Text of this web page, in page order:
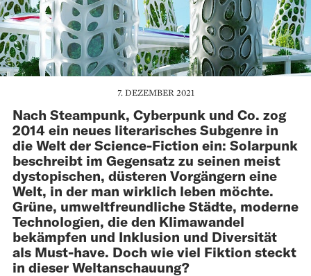
7. DEZEMBER 2021
Nach Steampunk, Cyberpunk und Co. zog
2014 ein neues literarisches Subgenre in
die Welt der Science-Fiction ein: Solarpunk
beschreibt im Gegensatz zu seinen meist
dystopischen, düsteren Vorgängern eine
Welt, in der man wirklich leben möchte.
Grüne, umweltfreundliche Städte, moderne
Technologien, die den Klimawandel
bekämpfen und Inklusion und Diversität
als Must-have. Doch wie viel Fiktion steckt
in dieser Weltanschauung?